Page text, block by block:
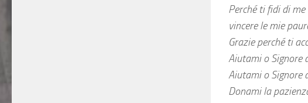
Perché ti fidi di
vincere le mie
Grazie perché ti
Aiutami o Signore
Aiutami o Signore
Donami la